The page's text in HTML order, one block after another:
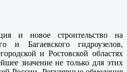
и новое строительство на
и Багаевского гидроузелов,
и Ростовской областях
значение не только для этих